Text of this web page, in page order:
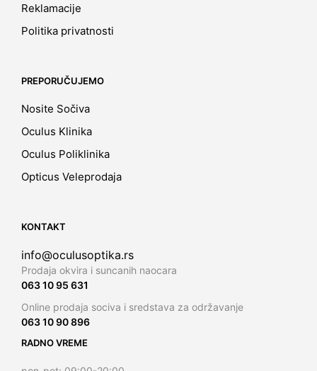
Reklamacije
Politika privatnosti
PREPORUČUJEMO
Nosite Sočiva
Oculus Klinika
Oculus Poliklinika
Opticus Veleprodaja
KONTAKT
info@oculusoptika.rs
Prodaja okvira i suncanih naocara
063 10 95 631
Online prodaja sociva i sredstava za održavanje
063 10 90 896
RADNO VREME